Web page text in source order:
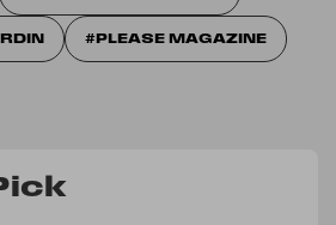
PLEASE MAGAZINE